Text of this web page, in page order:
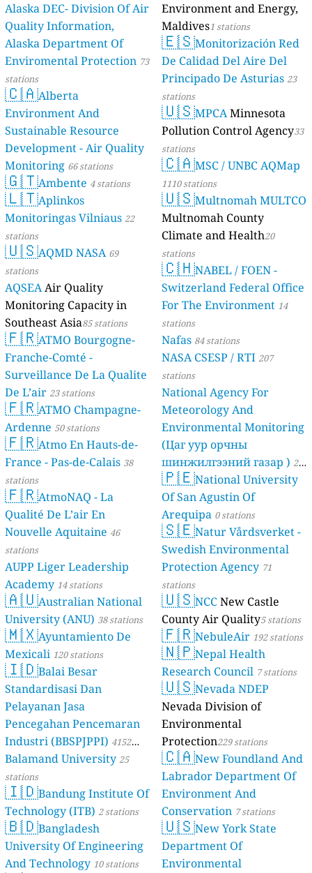
Alaska DEC- Division Of Air
Quality Information,
Alaska Department Of
Enviromental Protection 73
stations
🇨🇦Alberta
Environment And
Sustainable Resource
Development - Air Quality
Monitoring 66 stations
🇬🇹Ambente 4 stations
🇱🇹Aplinkos
Monitoringas Vilniaus 22
stations
🇺🇸AQMD NASA 69
stations
AQSEAAir Quality
Monitoring Capacity in
Southeast Asia85 stations
🇫🇷ATMO Bourgogne-
Franche-Comté -
Surveillance De La Qualite
De L’air 23 stations
🇫🇷ATMO Champagne-
Ardenne 50 stations
🇫🇷Atmo En Hauts-de-
France - Pas-de-Calais 38
stations
🇫🇷AtmoNAQ - La
Qualité De L’air En
Nouvelle Aquitaine 46
stations
AUPP Liger Leadership
Academy 14 stations
🇦🇺Australian National
University (ANU) 38 stations
🇲🇽Ayuntamiento De
Mexicali 120 stations
🇮🇩Balai Besar
Standardisasi Dan
Pelayanan Jasa
Pencegahan Pencemaran
Industri (BBSPJPPI) 4152
stations
Balamand University25
stations
🇮🇩Bandung Institute Of
Technology (ITB) 2 stations
🇧🇩Bangladesh
University Of Engineering
And Technology 10 stations
Environment and Energy,
Maldives1 stations
🇪🇸Monitorización Red
De Calidad Del Aire Del
Principado De Asturias 23
stations
🇺🇸MPCAMinnesota
Pollution Control Agency33
stations
🇨🇦MSC / UNBC AQMap
1110 stations
🇺🇸Multnomah MULTCO
Multnomah County
Climate and Health20
stations
🇨🇭NABEL / FOEN -
Switzerland Federal Office
For The Environment 14
stations
Nafas 84 stations
NASA CSESP / RTI 207
stations
National Agency For
Meteorology And
Environmental Monitoring
(Цаг уур орчны
шинжилгээний газар ) 21
stations
🇵🇪National University
Of San Agustin Of
Arequipa 0 stations
🇸🇪Natur Vårdsverket -
Swedish Environmental
Protection Agency 71
stations
🇺🇸NCCNew Castle
County Air Quality5 stations
🇫🇷NebuleAir 192 stations
🇳🇵Nepal Health
Research Council 7 stations
🇺🇸Nevada NDEP
Nevada Division of
Environmental
Protection229 stations
🇨🇦New Foundland And
Labrador Department Of
Environment And
Conservation 7 stations
🇺🇸New York State
Department Of
Environmental